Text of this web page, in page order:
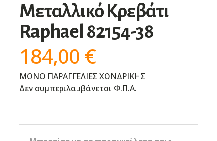
Μεταλλικό Κρεβάτι
Raphael 82154-38
184,00 €
ΜΟΝΟ ΠΑΡΑΓΓΕΛΙΕΣ ΧΟΝΔΡΙΚΗΣ
Δεν συμπεριλαμβάνεται Φ.Π.Α.